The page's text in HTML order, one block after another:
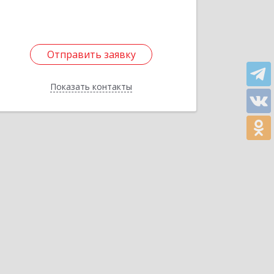
Отправить заявку
Показать контакты
Отправить заявку
Назад